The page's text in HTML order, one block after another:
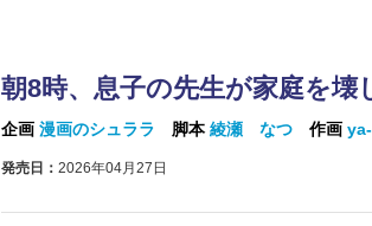
朝8時、息子の先生が家庭を壊
企画 漫画のシュララ 脚本綾瀬 なつ 作画
発売日： 2026年04月27日